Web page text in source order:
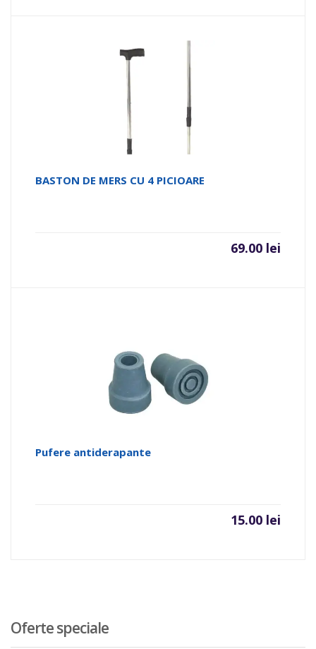
BASTON DE MERS CU 4 PICIOARE
69.00 lei
Pufere antiderapante
15.00 lei
Oferte speciale